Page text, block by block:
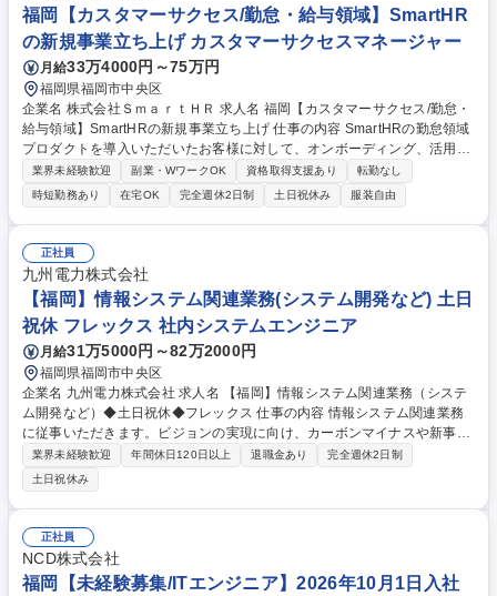
ープ会社・出資会社の運営対応等■不動産アセットマネジメント事業にお
ける物件取得・期中管理・売却等 募集職種 【福岡】都市開発（事業企
画・開発など）◆土日祝休み◆フレックス
福岡【カスタマーサクセス/勤怠・給与領域】SmartHR
の新規事業立ち上げ カスタマーサクセスマネージャー
月給33万4000円～75万円
福岡県福岡市中央区
企業名 株式会社ＳｍａｒｔＨＲ 求人名 福岡【カスタマーサクセス/勤怠・
給与領域】SmartHRの新規事業立ち上げ 仕事の内容 SmartHRの勤怠領域
プロダクトを導入いただいたお客様に対して、オンボーディング、活用促
進を担当します。サクセスの実現の過程で得た知見を、今後多くのメンバ
ーが実行できる仕組みに還元していただきます。 ■勤怠機能のオンボーデ
ィングを通じてお客様が抱えている課題を解決へ導く ■オンボーディング
が完了したお客様の更なる活用促進 ■導入プロセスの改善及び機能提案 ■
継続利用に向けたアプローチ・対応 ■新機能のご提案、機能利用率の向上
施策の実行 ■プロダクトフィードバックを通した機能改善、新機能構築へ
の貢献 募集職種 福岡【カスタマーサクセス/勤怠・給与領域】SmartHRの
新規事業立ち上げ
業界未経験歓迎 副業・WワークOK 資格取得支援あり
転勤なし
時短勤務あり
在宅OK 完全週休2日制 土日祝休み 服装自由
正社員
九州電力株式会社
【福岡】情報システム関連業務(システム開発など) 土日
祝休 フレックス 社内システムエンジニア
月給31万5000円～82万2000円
福岡県福岡市中央区
企業名 九州電力株式会社 求人名 【福岡】情報システム関連業務（システ
ム開発など）◆土日祝休◆フレックス 仕事の内容 情報システム関連業務
に従事いただきます。ビジョンの実現に向け、カーボンマイナスや新事業
への進出など、私たちと共に新たなフィールドへ挑戦していただける仲間
を歓迎します。 ・システム開発計画策定および企画 ・大規模システム開
発プロジェクトの推進 ・IT戦略、ガバナンスに関する業務 ■変更の範囲：
会社の定める業務 募集職種 【福岡】情報システム関連業務（システム開
発など）◆土日祝休◆フレックス
業界未経験歓迎 年間休日120日以上 退職金あり
完全週休2日制
土日祝休み
正社員
NCD株式会社
福岡【未経験募集/ITエンジニア】2026年10月1日入社